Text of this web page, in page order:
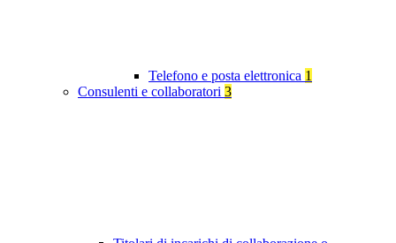
Telefono e posta elettronica 1
Consulenti e collaboratori 3